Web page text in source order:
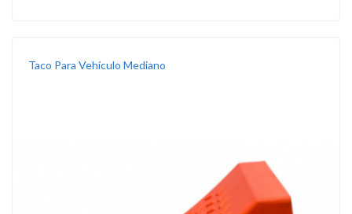
Taco Para Vehículo Mediano